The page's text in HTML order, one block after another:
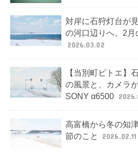
対岸に石狩灯台が
の河口辺りへ。2月
2026.03.02
【当別町ビトエ】
の風景と、カメラ
SONY α6500
高富橋から冬の知
節のこと
2026.02.11